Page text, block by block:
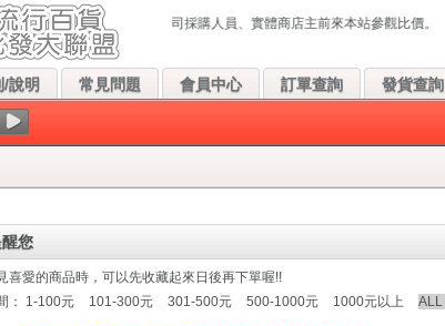
團爸團媽、公司採購人員、實體商店主前來本站參觀比價。
說明 常見問題 會員中心 訂單查詢 發貨查詢
您
喜愛的商品時，可以先收藏起來日後再下單喔!!
： 1-100元 101-300元 301-500元 500-1000元 1000元以上 ALL